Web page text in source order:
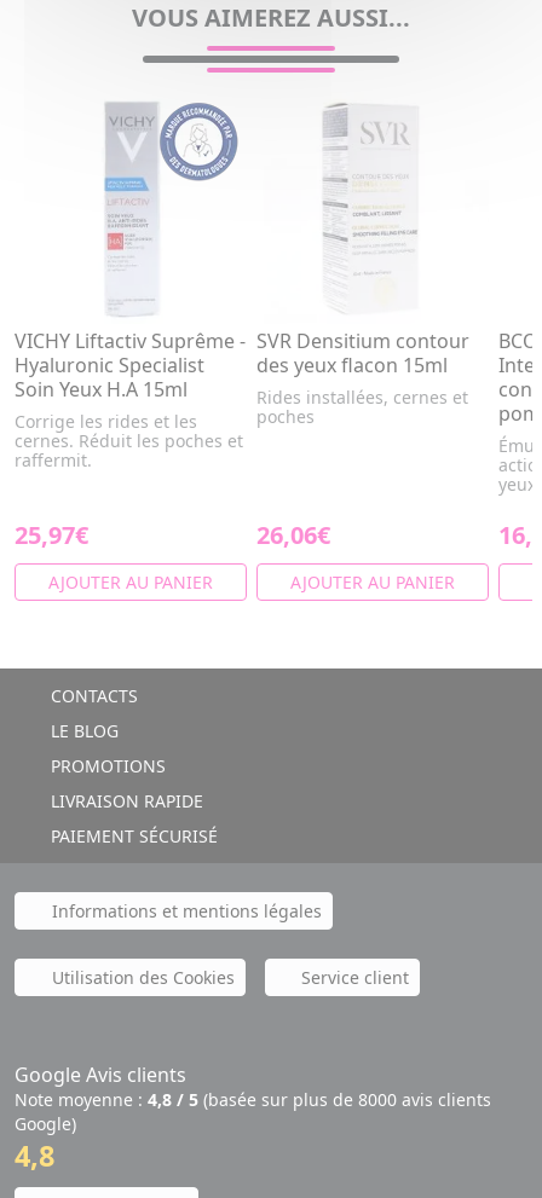
VOUS AIMEREZ AUSSI...
VICHY Liftactiv Suprême -
Hyaluronic Specialist
Soin Yeux H.A 15ml
Corrige les rides et les
cernes. Réduit les poches et
raffermit.
25,97€
AJOUTER AU PANIER
SVR Densitium contour
des yeux flacon 15ml
Rides installées, cernes et
poches
26,06€
AJOUTER AU PANIER
yeux.
CONTACTS
LE BLOG
PROMOTIONS
LIVRAISON RAPIDE
PAIEMENT SÉCURISÉ
Informations et mentions légales
Utilisation des Cookies Service client
Google Avis clients
Note moyenne : 4,8 / 5 (basée sur plus de 8000 avis clients
Google)
4,8